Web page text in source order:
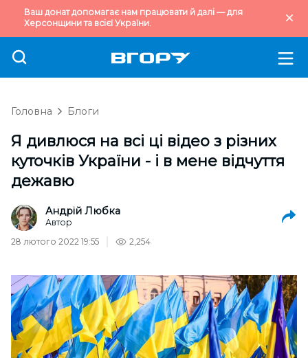
Ваш донат допомагає нам працювати й далі — для
Херсонщини та всієї України.
Головна Блоги
Я дивлюся на всі ці відео з різних
куточків України - і в мене відчуття
дежавю
Андрій Любка
Автор
28 лютого 2022 19:55
2,254